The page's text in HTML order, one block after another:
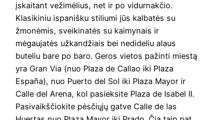
įskaitant vežimėlius, net ir po vidurnakčio.
Klasikiniu ispanišku stiliumi jūs kalbatės su
žmonėmis, sveikinatės su kaimynais ir
mėgaujatės užkandžiais bei nedideliu alaus
buteliu bare po baro. Geros vietos pažinti miestą
yra Gran Via (nuo Plaza de Callao iki Plaza
España), nuo Puerto del Sol iki Plaza Mayor ir
Calle del Arena, kol pasieksite Plaza de Isabel II.
Pasivaikščiokite pėsčiųjų gatve Calle de las